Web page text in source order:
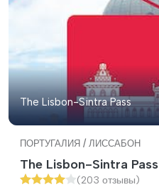
The Lisbon-Sintra Pass
ПОРТУГАЛИЯ / ЛИССАБОН
The Lisbon-Sintra Pass
(203 отзывы)